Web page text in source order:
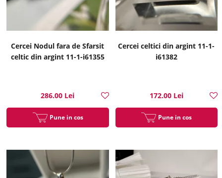
Cercei Nodul fara de Sfarsit
celtic din argint 11-1-i61355
286.00 Lei
Pune in cos
Cercei celtici din argint 11-1-
i61382
172.00 Lei
Pune in cos